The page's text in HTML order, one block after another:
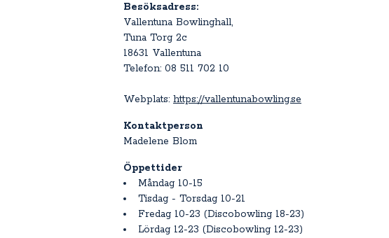
Besöksadress:
Vallentuna Bowlinghall,
Tuna Torg 2c
18631 Vallentuna
Telefon: 08 511 702 10
Webplats: https://vallentunabowling.se
Kontaktperson
Madelene Blom
Öppettider
Måndag 10-15
Tisdag - Torsdag 10-21
Fredag 10-23 (Discobowling 18-23)
Lördag 12-23 (Discobowling 12-23)